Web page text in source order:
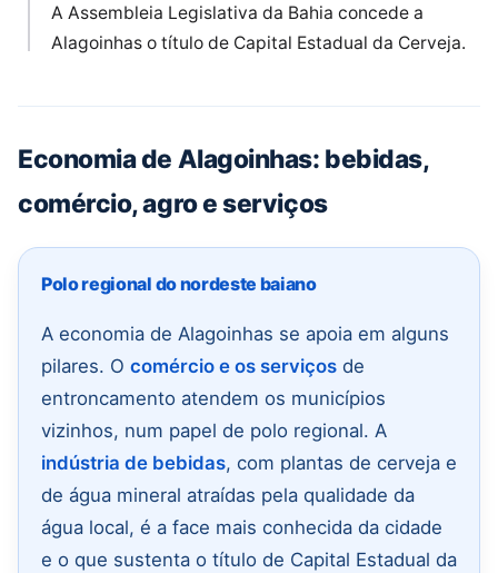
A Assembleia Legislativa da Bahia concede a
Alagoinhas o título de Capital Estadual da Cerveja.
Economia de Alagoinhas: bebidas,
comércio, agro e serviços
Polo regional do nordeste baiano
A economia de Alagoinhas se apoia em alguns
pilares. O comércio e os serviços de
entroncamento atendem os municípios
vizinhos, num papel de polo regional. A
indústria de bebidas, com plantas de cerveja e
de água mineral atraídas pela qualidade da
água local, é a face mais conhecida da cidade
e o que sustenta o título de Capital Estadual da